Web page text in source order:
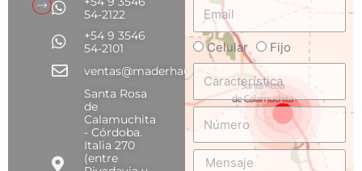
54-2122
+54 9 3546
54-2101
ventas@maderhaus.com
Santa Rosa
de
Calamuchita
- Córdoba.
Italia 270
(entre
Email
Teléfono
Celular Fijo
Característica
Mensaje